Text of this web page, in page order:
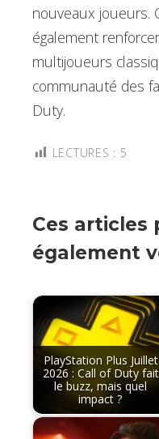
nouveaux joueurs.
également
multijoueurs
communauté des
Duty.
LECTURES : 5
Ces articles
également
PlayStation Plus Juillet
2026 : Call of Duty fait
le buzz, mais quel
impact ?